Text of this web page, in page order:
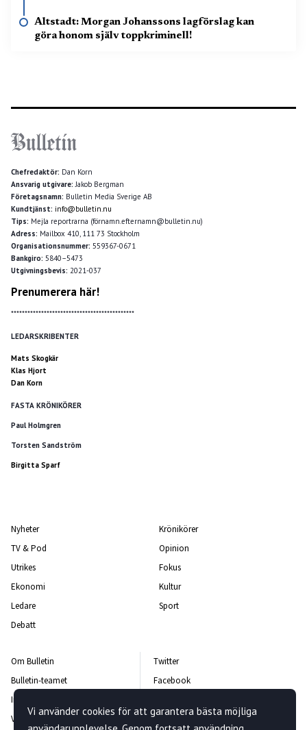
Altstadt: Morgan Johanssons lagförslag kan
göra honom själv toppkriminell!
Chefredaktör: Dan Korn
Ansvarig utgivare: Jakob Bergman
Företagsnamn: Bulletin Media Sverige AB
Kundtjänst: info@bulletin.nu
Tips: Mejla reportrarna (förnamn.efternamn@bulletin.nu)
Adress: Mailbox 410, 111 73 Stockholm
Organisationsnummer: 559367-0671
Bankgiro: 5840–5473
Utgivningsbevis: 2021-037
Prenumerera här!
*********************************************
LEDARSKRIBENTER
Mats Skogkär
Klas Hjort
Dan Korn
FASTA KRÖNIKÖRER
Paul Holmgren
Torsten Sandström
Birgitta Sparf
Nyheter
TV & Pod
Utrikes
Ekonomi
Ledare
Debatt
Krönikörer
Opinion
Fokus
Kultur
Sport
Om Bulletin
Bulletin-teamet
Integritetspolicy
Vanliga frågor och svar
Twitter
Facebook
Kontakta oss
Vi använder cookies för att garantera bästa möjliga